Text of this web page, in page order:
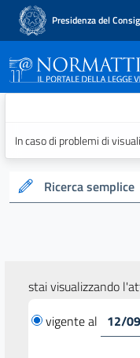
Presidenza del
In caso di problemi di
Ricerca semplice
stai visualizzando
vigente al